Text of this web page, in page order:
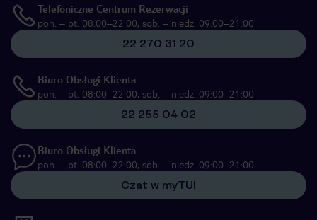
Telefoniczne Centrum Rezerwacji
pon. – pt. 08:00–22:00, sob. – niedz. 09:00–21:00
22 270 31 20
Biuro Obsługi Klienta
pon. – pt. 08:00–22:00, sob. – niedz. 09:00–21:00
22 255 04 02
Biuro Obsługi Klienta
pon. – pt. 08:00–22:00, sob. – niedz. 09:00–21:00
Czat w myTUI